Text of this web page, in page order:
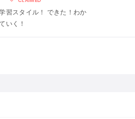
習スタイル！ できた！わか
いく！